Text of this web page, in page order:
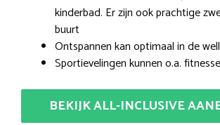
kinderbad. Er zijn ook prachtige
buurt
Ontspannen kan optimaal in de
Sportievelingen kunnen o.a.
BEKIJK ALL-INCLUSIVE